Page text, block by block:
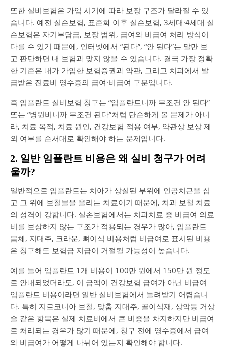
또한 실비보험은 가입 시기에 따라 보장 구조가 달라질 수 있
습니다. 예전 실손보험, 표준화 이후 실손보험, 3세대·4세대 실
손보험은 자기부담금, 보장 범위, 급여와 비급여 처리 방식이
다를 수 있기 때문에, 인터넷에서 “된다”, “안 된다”는 말만 보
고 판단하면 내 보험과 맞지 않을 수 있습니다. 결국 가장 정확
한 기준은 내가 가입한 보험증권과 약관, 그리고 치과에서 발
급받은 진료비 영수증의 급여·비급여 구분입니다.
즉 임플란트 실비보험 청구는 “임플란트니까 무조건 안 된다”
또는 “병원비니까 무조건 된다”처럼 단순하게 볼 문제가 아니
라, 치료 목적, 치료 원인, 건강보험 적용 여부, 약관상 보상 제
외 여부를 순서대로 확인해야 하는 문제입니다.
2. 일반 임플란트 비용은 왜 실비 청구가 어려
울까?
일반적으로 임플란트는 치아가 상실된 부위에 인공치근을 심
고 그 위에 보철물을 올리는 치료이기 때문에, 치과 보철 치료
의 성격이 강합니다. 실손보험에서는 치과치료 중 비급여 의료
비를 보상하지 않는 구조가 적용되는 경우가 많아, 임플란트
몸체, 지대주, 크라운, 뼈이식 비용처럼 비급여로 표시된 비용
은 청구해도 보험금 지급이 거절될 가능성이 높습니다.
예를 들어 임플란트 1개 비용이 100만 원에서 150만 원 정도
로 안내되었더라도, 이 금액이 건강보험 급여가 아닌 비급여
임플란트 비용이라면 일반 실비보험에서 돌려받기 어렵습니
다. 특히 지르코니아 보철, 맞춤 지대주, 골이식재, 상악동 거상
술 같은 항목은 실제 치료비에서 큰 비중을 차지하지만 비급여
로 처리되는 경우가 많기 때문에, 청구 전에 영수증에서 급여
와 비급여가 어떻게 나뉘어 있는지 확인해야 합니다.